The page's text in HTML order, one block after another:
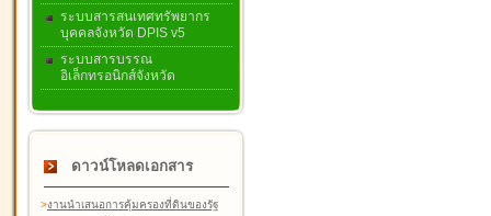
ระบบสารสนเทศทรัพยากร
บุคคลจังหวัด DPIS v5
ระบบสารบรรณ
อิเล็กทรอนิกส์จังหวัด
ดาวน์โหลดเอกสาร
>งานนำเสนอการคุ้มครองที่ดินของรัฐ